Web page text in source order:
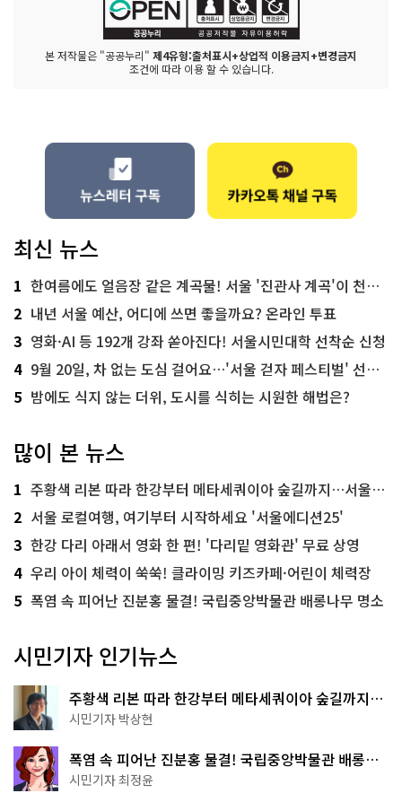
본 저작물은 "공공누리" 제4유형:출처표시+상업적 이용금지+변경금지
조건에 따라 이용 할 수 있습니다.
최신 뉴스
1 한여름에도 얼음장 같은 계곡물! 서울 '진관사 계곡'이 천국이네~
2 내년 서울 예산, 어디에 쓰면 좋을까요? 온라인 투표
3 영화·AI 등 192개 강좌 쏟아진다! 서울시민대학 선착순 신청
4 9월 20일, 차 없는 도심 걸어요…'서울 걷자 페스티벌' 선착순 5천명
5 밤에도 식지 않는 더위, 도시를 식히는 시원한 해법은?
많이 본 뉴스
1 주황색 리본 따라 한강부터 메타세쿼이아 숲길까지…서울둘레길 15코스
2 서울 로컬여행, 여기부터 시작하세요 '서울에디션25'
3 한강 다리 아래서 영화 한 편! '다리밑 영화관' 무료 상영
4 우리 아이 체력이 쑥쑥! 클라이밍 키즈카페·어린이 체력장
5 폭염 속 피어난 진분홍 물결! 국립중앙박물관 배롱나무 명소
시민기자 인기뉴스
주황색 리본 따라 한강부터 메타세쿼이아 숲길까지…
서울둘레길 15코스
시민기자 박상현
폭염 속 피어난 진분홍 물결! 국립중앙박물관 배롱나
무 명소
시민기자 최정윤